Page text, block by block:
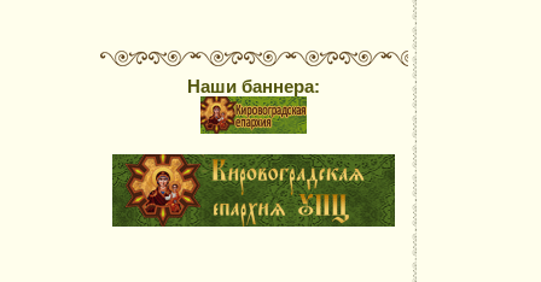
Наши баннера: